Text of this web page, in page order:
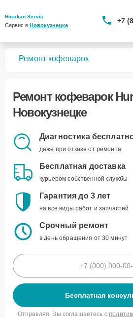
Hurakan Servis
Сервис в Новокузнецке
+7
Ремонт кофеварок
Ремонт кофеварок
Новокузнецке
Диагностика
даже при отказе от ремонта
Бесплатная доставка
курьером собственной службы
Гарантия до 3 лет
на все виды работ и запчастей
Срочный ремонт
в день обращения от 30 минут
Бесплатная
Отправляя, Вы соглашаетесь с